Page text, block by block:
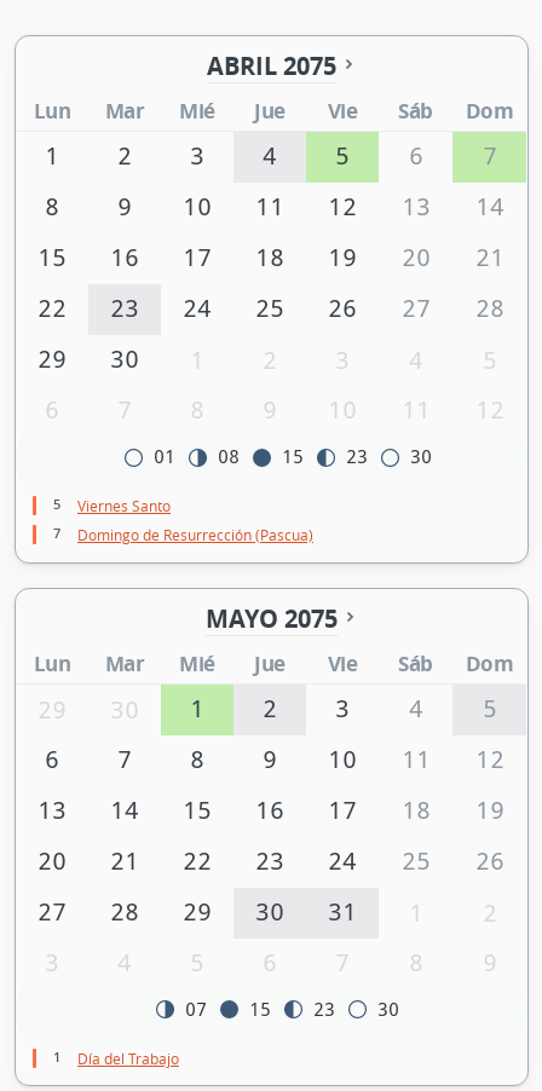
ABRIL 2075
Lun Mar Mié Jue Vie Sáb Dom
1 2 3 4 5 6
7
8
9 10 11 12 13
14
15
16 17 18 19 20
21
22
23 24 25 26 27
28
29
30 1 2 3 4
5
6
7 8 9 10 11 12
01 08 15 23 30
5 Viernes Santo
7 Domingo de Resurrección (Pascua)
MAYO 2075
Lun Mar Mié Jue Vie Sáb Dom
29 30 1 2 3 4
5
6
7 8 9 10 11
12
13
14 15 16 17 18
19
20
21 22 23 24 25
26
27
28 29 30 31 1
2
3
4 5 6 7 8 9
07 15 23 30
1 Día del Trabajo